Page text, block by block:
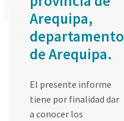
Arequipa,
departamento
de Arequipa.
El presente informe
tiene por finalidad dar
a conocer los